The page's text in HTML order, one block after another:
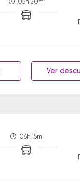
05h 30m
Ver
06h 15m